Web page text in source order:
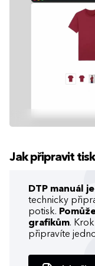
Jak připravit
DTP manuál
technicky
potisk.
grafikům.
připravíte